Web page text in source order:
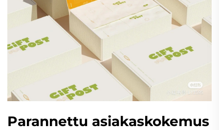
Parannettu asiakaskokemus